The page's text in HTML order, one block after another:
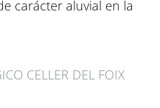
carácter aluvial en la
CELLER DEL FOIX